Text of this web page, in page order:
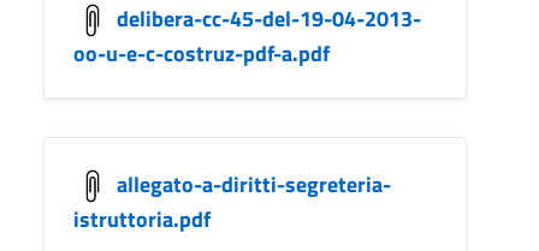
delibera-cc-45-del-19-04-2013-
oo-u-e-c-costruz-pdf-a.pdf
allegato-a-diritti-segreteria-
istruttoria.pdf